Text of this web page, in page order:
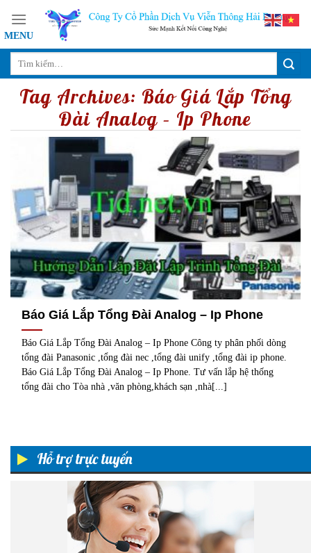
content
Tag Archives: Báo Giá Lắp Tổng
Đài Analog – Ip Phone
Hỗ trợ trực tuyến
Báo Giá Lắp Tổng Đài Analog – Ip Phone
Báo Giá Lắp Tổng Đài Analog – Ip Phone Công ty phân phối dòng
tổng đài Panasonic ,tổng đài nec ,tổng đài unify ,tổng đài ip phone.
Báo Giá Lắp Tổng Đài Analog – Ip Phone. Tư vấn lắp hệ thống
tổng đài cho Tòa nhà ,văn phòng,khách sạn ,nhà[...]